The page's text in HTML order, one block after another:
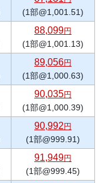
(1部@1,001.51)
88,099円
(1部@1,001.13)
89,056円
(1部@1,000.63)
90,035円
(1部@1,000.39)
90,992 円
(1部@999.91)
91,949円
(1部@999.45)